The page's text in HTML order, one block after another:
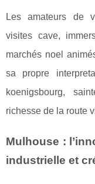
Les amateurs de
visites cave,
marchés noel
sa propre
koenigsbourg,
richesse de la route
Mulhouse :
industrielle et